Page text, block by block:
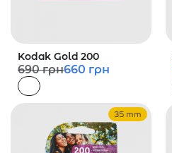
Kodak Gold 200
690грн660 грн
35 mm